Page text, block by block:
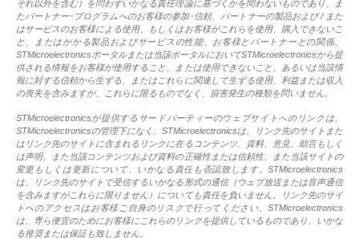
それ以外を含む）を問わずいかなる責任理論に基づくかを問わないものであり、ま
たパートナー･プログラムへのお客様の参加･信頼、パートナーの製品および / また
はサービスのお客様による使用、もしくはお客様がこれらを使用、購入できないこ
と、またはかかる製品およびサービスの性能、お客様とパートナーとの関係、
STMicroelectronicsポータルまたは当該ポータルにおいてSTMicroelectronicsから提
供される情報をお客様が使用すること、または使用できないこと、あるいは当該情
報に対する信頼から生ずる、またはこれらに関連して生ずる使用、利益または収入
の喪失を含みますが、これらに限るものでなく、損害発生の種類を問いません。
STMicroelectronicsが提供するサードパーティーのウェブサイトへのリンクは、
STMicroelectronicsの管理下になく、STMicroelectronicsは、リンク先のサイトまた
はリンク先のサイトに含まれるリンクに在るコンテンツ、資料、意見、助言もしく
は声明、また当該コンテンツおよび資料の正確性または信頼性、また当該サイトの
変更もしくは更新について、いかなる責任も否認致します。STMicroelectronics
は、リンク先のサイトで受信するいかなる形式の通信（ウェブ放送または音声通信
を含みますがこれらに限りません）についても責任を負いません。リンク先のサイ
トへのアクセスはお客様ご自身のリスクで行ってください。STMicroelectronics
は、専ら便宜のためにお客様にこれらのリンクを提供しているものであり、いかな
る推奨または保証も致しません。